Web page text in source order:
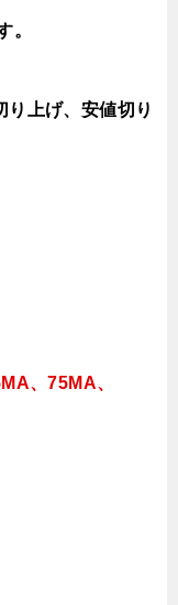
。
り上げ、安値切り
、75MA、